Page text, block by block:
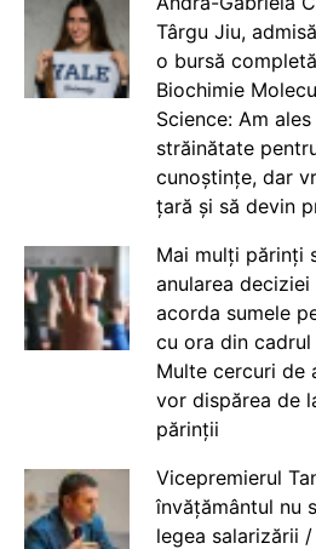
Târgu Jiu,
o bursă
Biochimie
Science: Am
străinătate
cunoștințe, dar
țară și să devin
Mai mulți părinți
anularea deciziei
acorda sumele
cu ora din
Multe cercuri de
vor dispărea de
părinții
Vicepremierul
învățământul nu
legea salarizării